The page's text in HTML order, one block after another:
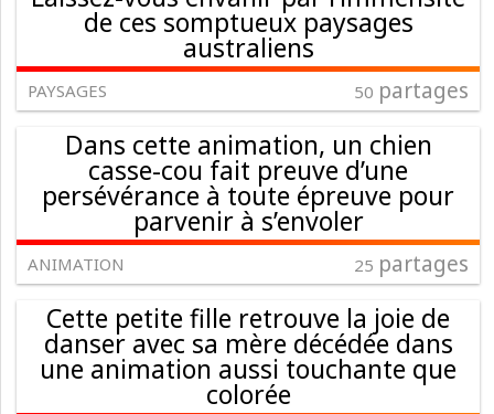
de ces somptueux paysages
australiens
PAYSAGES 50 partages
Dans cette animation, un chien
casse-cou fait preuve d’une
persévérance à toute épreuve pour
parvenir à s’envoler
ANIMATION 25 partages
Cette petite fille retrouve la joie de
danser avec sa mère décédée dans
une animation aussi touchante que
colorée